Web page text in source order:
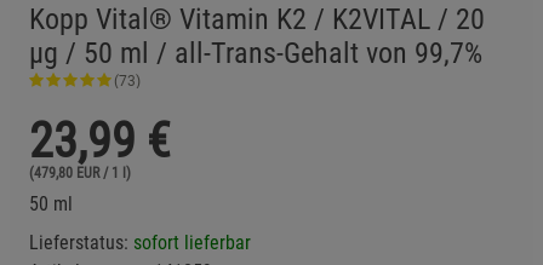
Kopp Vital® Vitamin K2 / K2VITAL / 20
µg / 50 ml / all-Trans-Gehalt von 99,7%
(73)
23,99 €
(479,80 EUR / 1 l)
50 ml
Lieferstatus: sofort lieferbar